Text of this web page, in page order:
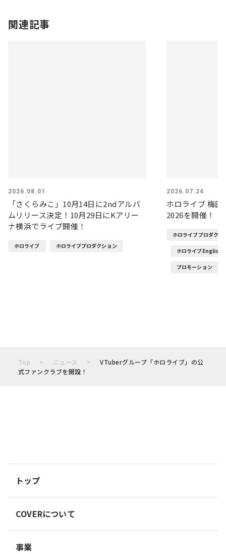
関連記事
2026.08.01
「さくらみこ」10月14日に2ndアルバ
ムリリース決定！10月29日にKアリー
ナ横浜でライブ開催！
ホロライブ ホロライブプロダクション
2026.07.24
ホロライブ 梅
2026を開催！
ホロライブプロダクシ
ホロライブEnglish
プロモーション
Top ニュース
VTuberグループ「ホロライブ」の公
式ファンクラブを開設！
トップ
COVERについて
事業